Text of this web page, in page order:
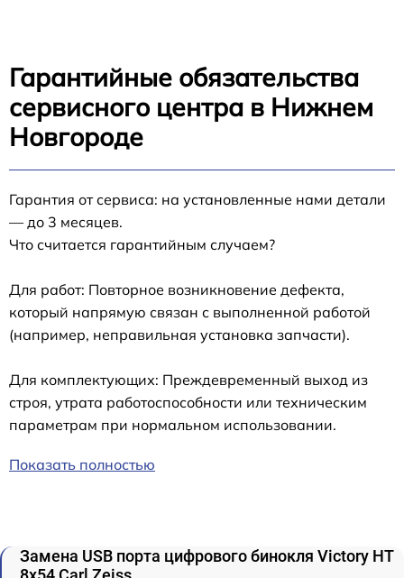
Гарантийные обязательства
сервисного центра в Нижнем
Новгороде
Гарантия от сервиса: на установленные нами детали
— до 3 месяцев.
Что считается гарантийным случаем?
Для работ: Повторное возникновение дефекта,
который напрямую связан с выполненной работой
(например, неправильная установка запчасти).
Для комплектующих: Преждевременный выход из
строя, утрата работоспособности или техническим
параметрам при нормальном использовании.
Показать полностью
Замена USB порта цифрового бинокля Victory HT